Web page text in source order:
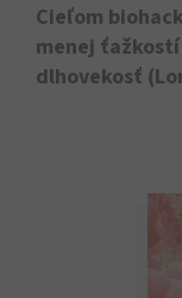
Cieľom
menej ťažkostí
dlhovekosť